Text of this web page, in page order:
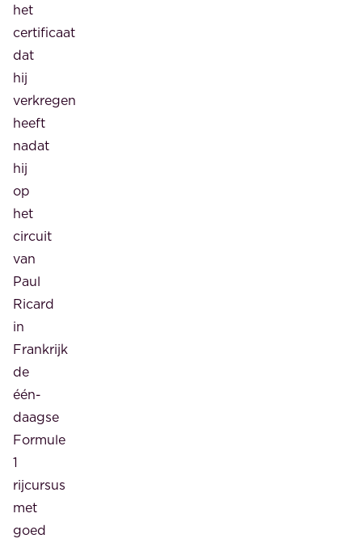
het
certificaat
dat
hij
verkregen
heeft
nadat
hij
op
het
circuit
van
Paul
Ricard
in
Frankrijk
de
één-
daagse
Formule
1
rijcursus
met
goed